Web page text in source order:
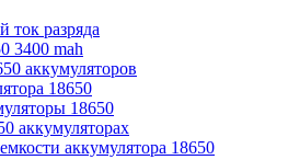
ток разряда
3400 mah
аккумуляторов
18650
18650
аккумуляторах
аккумулятора 18650